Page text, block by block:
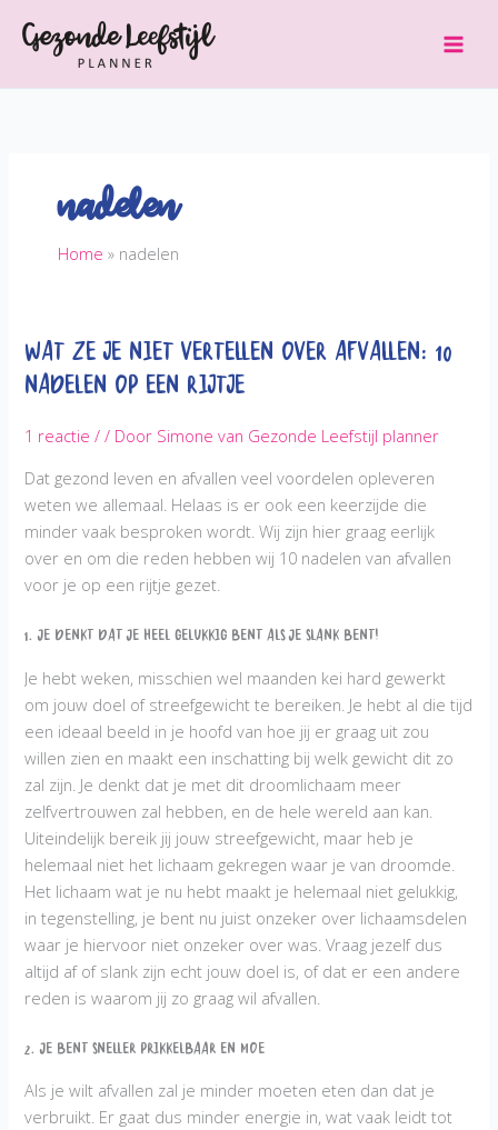
naar
inhoud
nadelen
Home nadelen
Wat ze je niet vertellen over Afvallen: 10
nadelen op een rijtje
1 reactie // Door Simone van Gezonde Leefstijl planner
Dat gezond leven en afvallen veel voordelen opleveren
weten we allemaal. Helaas is er ook een keerzijde die
minder vaak besproken wordt. Wij zijn hier graag eerlijk
over en om die reden hebben wij 10 nadelen van afvallen
voor je op een rijtje gezet.
1. Je denkt dat je heel gelukkig bent als je slank bent!
Je hebt weken, misschien wel maanden kei hard gewerkt
om jouw doel of streefgewicht te bereiken. Je hebt al die tijd
een ideaal beeld in je hoofd van hoe jij er graag uit zou
willen zien en maakt een inschatting bij welk gewicht dit zo
zal zijn. Je denkt dat je met dit droomlichaam meer
zelfvertrouwen zal hebben, en de hele wereld aan kan.
Uiteindelijk bereik jij jouw streefgewicht, maar heb je
helemaal niet het lichaam gekregen waar je van droomde.
Het lichaam wat je nu hebt maakt je helemaal niet gelukkig,
in tegenstelling, je bent nu juist onzeker over lichaamsdelen
waar je hiervoor niet onzeker over was. Vraag jezelf dus
altijd af of slank zijn echt jouw doel is, of dat er een andere
reden is waarom jij zo graag wil afvallen.
2. Je bent sneller prikkelbaar en moe
Als je wilt afvallen zal je minder moeten eten dan dat je
verbruikt. Er gaat dus minder energie in, wat vaak leidt tot